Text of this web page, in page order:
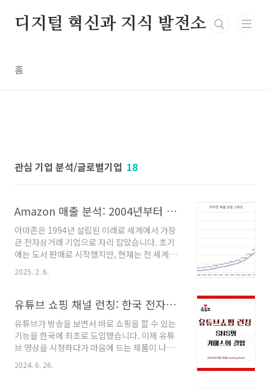
디지털 혁신과 지식 발전소
홈
관심 기업 분석/글로벌기업 18
Amazon 매출 분석: 2004년부터 2023년까지의 성장과 글로벌 성공 전략
아마존은 1994년 설립된 이래로 세계에서 가장
큰 전자상거래 기업으로 자리 잡았습니다. 초기
에는 도서 판매로 시작했지만, 현재는 전 세계적
으로 다양한 제품과 서비스를 제공하며 매출에서
꾸준히 놀라운 성장을 기록하고 있습니다. 이번
출 변화와 성공 요인을 분석합니다. 아마존 매출
억 2천만 달러에서 시작해 2023년에는 5747억
8천만 달러로 급증하며 약 83배의 성장을 기록했
습니다. 📌 주요 포인트:2009~2019년: 클라우
드 컴퓨팅(AWS)과 프라임 멤버십 확장으로 급성
2025. 2. 6.
유튜브 쇼핑 채널 런칭: 한국 전자상거래 시장의 새로운 패러다임
유튜브가 방송을 보면서 바로 쇼핑을 할 수 있는
기능을 한국에 최초로 도입했습니다. 이제 유튜
브 영상을 시청하다가 마음에 드는 제품이 나오
면 다른 사이트로 이동할 필요 없이 유튜브에서
직접 구매가 가능합니다. 이 새로운 기능은 국내
2024. 6. 26.